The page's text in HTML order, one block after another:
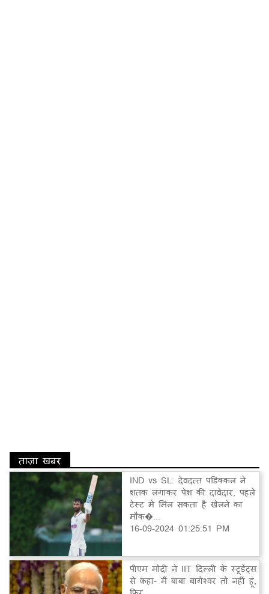
ताज़ा खबर
IND vs SL: देवदत्त पडिक्कल ने
शतक लगाकर पेश की दावेदार, पहले
टेस्ट में मिल सकता है खेलने का
मौक�...
16-09-2024 01:25:51 PM
पीएम मोदी ने IIT दिल्ली के स्टूडेंट्स
से कहा- मैं बाबा बागेश्वर तो नहीं हूं,